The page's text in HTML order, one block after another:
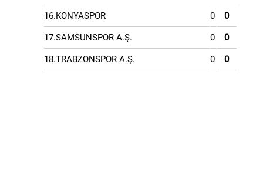
16.KONYASPOR 0 0
17.SAMSUNSPOR A.Ş. 0 0
18.TRABZONSPOR A.Ş. 0 0